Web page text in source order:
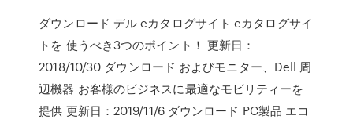
ダウンロード デル eカタログサイト eカタログサイ
トを 使うべき3つのポイント！ 更新日：
2018/10/30 ダウンロード およびモニター、Dell 周
辺機器 お客様のビジネスに最適なモビリティーを
提供 更新日：2019/11/6 ダウンロード PC製品 エコ